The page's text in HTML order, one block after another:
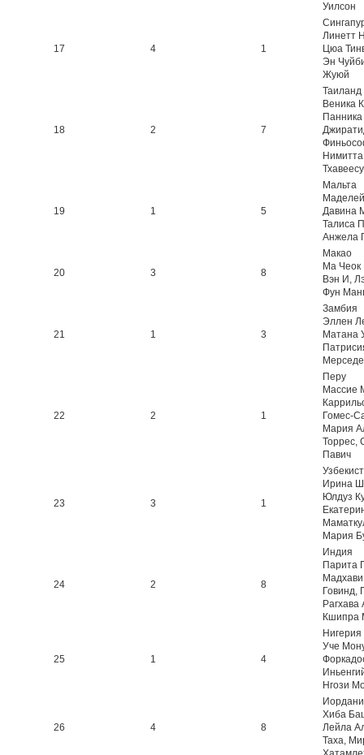
Уилсон
17 4 1
Линетт
Цюа
Эн
Жуюй
18 2 7
Таиланд
Веника
Нимитта
19 1 5
Мальта
Давина
Талиса
Анжела
20 3 8
Макао
Ма Чеок
Вэн И,
Фун
21 1 3
Замбия
Эллен
Матана
22 2 1
Перу
Массие
Гомес-
Мария
Торрес,
Павич
23 3 1
Ирина
Юлдуз
Мария
24 2 8
Индия
Парита
Говинд,
Рагхава
Кшипра
25 1 4
Нигерия
Уче
Нгози
26 4 8
Хиба
Лейла
Таха,